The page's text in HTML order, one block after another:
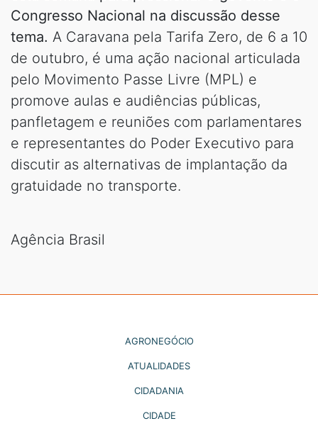
Congresso Nacional na discussão desse
tema. A Caravana pela Tarifa Zero, de 6 a 10
de outubro, é uma ação nacional articulada
pelo Movimento Passe Livre (MPL) e
promove aulas e audiências públicas,
panfletagem e reuniões com parlamentares
e representantes do Poder Executivo para
discutir as alternativas de implantação da
gratuidade no transporte.
Agência Brasil
AGRONEGÓCIO
ATUALIDADES
CIDADANIA
CIDADE